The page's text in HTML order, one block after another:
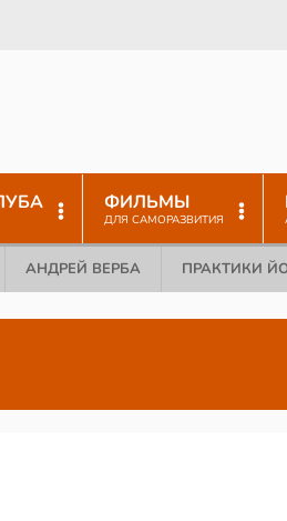
ФИЛЬМЫ
ДЛЯ САМОРАЗВИТИЯ
АНДРЕЙ ВЕРБА ПРАКТИКИ